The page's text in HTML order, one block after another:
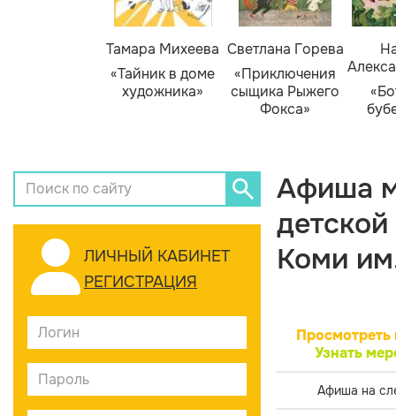
Тамара Михеева
«Тайник в доме
художника»
Светлана Горева
«Приключения
сыщика Рыжего
Фокса»
ЛИЧНЫЙ КАБИНЕТ
РЕГИСТРАЦИЯ
Афиша
Коми
Просмотреть
Узнать
Афиша на